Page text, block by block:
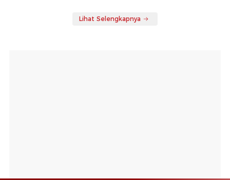
Lihat Selengkapnya